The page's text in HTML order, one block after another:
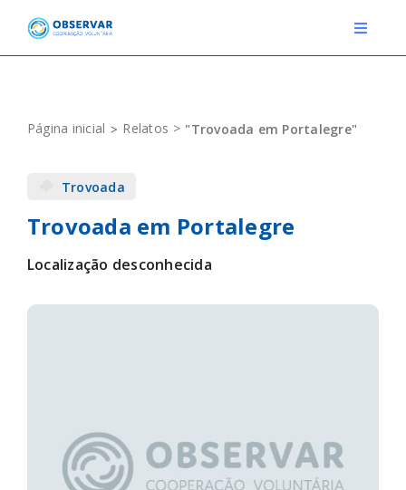
content
Toggle
EVENTOS
DEFINIÇÕES
F.A.Q.
Página inicial Relatos "Trovoada em Portalegre"
Trovoada
Trovoada em Portalegre
Localização desconhecida